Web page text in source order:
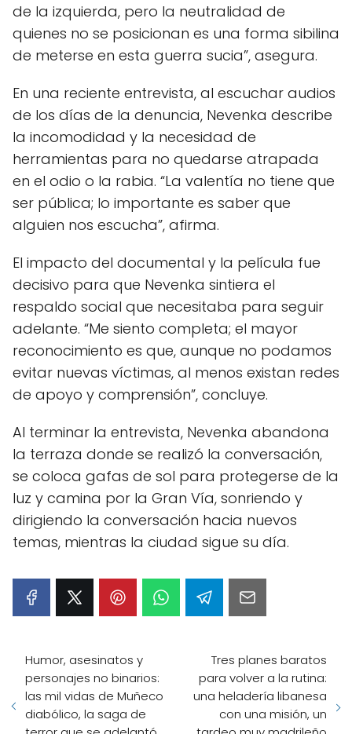
de la izquierda, pero la neutralidad de
quienes no se posicionan es una forma sibilina
de meterse en esta guerra sucia”, asegura.
En una reciente entrevista, al escuchar audios
de los días de la denuncia, Nevenka describe
la incomodidad y la necesidad de
herramientas para no quedarse atrapada
en el odio o la rabia. “La valentía no tiene que
ser pública; lo importante es saber que
alguien nos escucha”, afirma.
El impacto del documental y la película fue
decisivo para que Nevenka sintiera el
respaldo social que necesitaba para seguir
adelante. “Me siento completa; el mayor
reconocimiento es que, aunque no podamos
evitar nuevas víctimas, al menos existan redes
de apoyo y comprensión”, concluye.
Al terminar la entrevista, Nevenka abandona
la terraza donde se realizó la conversación,
se coloca gafas de sol para protegerse de la
luz y camina por la Gran Vía, sonriendo y
dirigiendo la conversación hacia nuevos
temas, mientras la ciudad sigue su día.
Humor, asesinatos y
personajes no binarios:
las mil vidas de Muñeco
diabólico, la saga de
Tres planes baratos
para volver a la rutina:
una heladería libanesa
con una misión, un